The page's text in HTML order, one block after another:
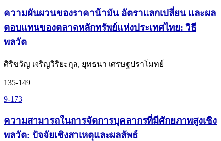
ความผันผวนของราคาน้ามัน อัตราแลกเปลี่ยน และผล
ตอบแทนของตลาดหลักทรัพย์แห่งประเทศไทย: วิธี
พลวัต
ศิริขวัญ เจริญวิริยะกุล, ยุทธนา เศรษฐปราโมทย์
135-149
9-173
ความสามารถในการจัดการบุคลากรที่มีศักยภาพสูงเชิง
พลวัต: ปัจจัยเชิงสาเหตุและผลลัพธ์